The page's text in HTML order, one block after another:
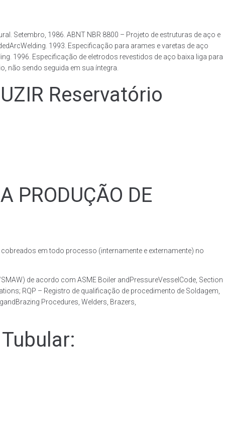
Setembro, 1986. ABNT NBR 8800 – Projeto de estruturas de aço e
1993. Especificação para arames e varetas de aço
1996. Especificação de eletrodos revestidos de aço baixa liga para
não sendo seguida em sua íntegra.
Reservatório
PRODUÇÃO DE
em todo processo (internamente e externamente) no
de acordo com ASME Boiler andPressureVesselCode, Section
RQP – Registro de qualificação de procedimento de Soldagem,
Procedures, Welders, Brazers,